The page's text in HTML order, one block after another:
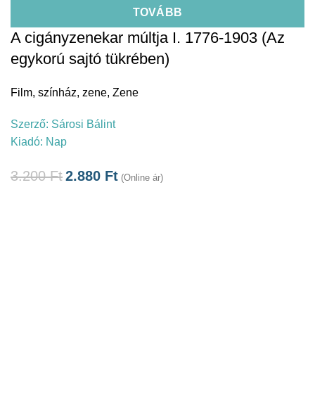
TOVÁBB
A cigányzenekar múltja I. 1776-1903 (Az
egykorú sajtó tükrében)
Film, színház, zene, Zene
Szerző: Sárosi Bálint
Kiadó: Nap
3.200Ft2.880 Ft (Online ár)